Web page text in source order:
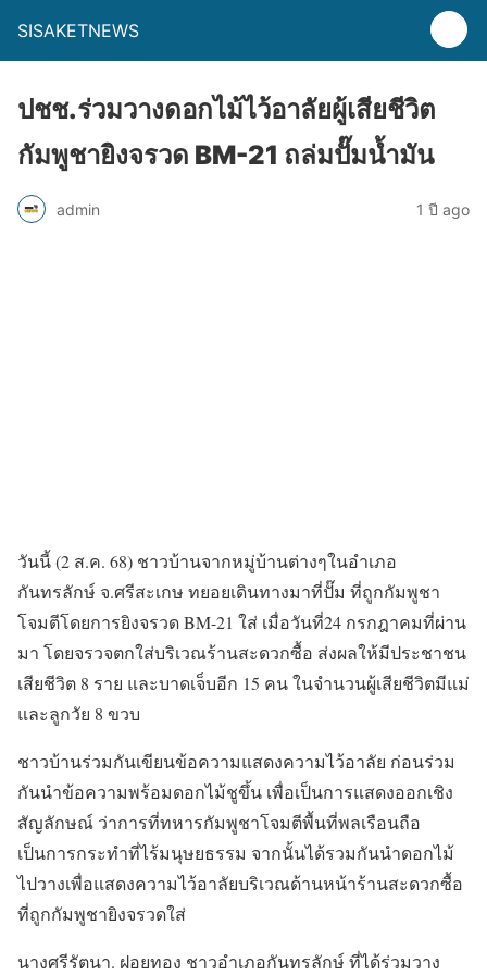
SISAKETNEWS
ปชช.ร่วมวางดอกไม้ไว้อาลัยผู้เสียชีวิต
กัมพูชายิงจรวด BM-21 ถล่มปั๊มน้ำมัน
admin 1 ปี ago
วันนี้ (2 ส.ค. 68) ชาวบ้านจากหมู่บ้านต่างๆในอำเภอ
กันทรลักษ์ จ.ศรีสะเกษ ทยอยเดินทางมาที่ปั๊ม ที่ถูกกัมพูชา
โจมตีโดยการยิงจรวด BM-21 ใส่ เมื่อวันที่24 กรกฎาคมที่ผ่าน
มา โดยจรวจตกใส่บริเวณร้านสะดวกซื้อ ส่งผลให้มีประชาชน
เสียชีวิต 8 ราย และบาดเจ็บอีก 15 คน ในจำนวนผู้เสียชีวิตมีแม่
และลูกวัย 8 ขวบ
ชาวบ้านร่วมกันเขียนข้อความแสดงความไว้อาลัย ก่อนร่วม
กันนำข้อความพร้อมดอกไม้ชูขึ้น เพื่อเป็นการแสดงออกเชิง
สัญลักษณ์ ว่าการที่ทหารกัมพูชาโจมตีพื้นที่พลเรือนถือ
เป็นการกระทำที่ไร้มนุษยธรรม จากนั้นได้รวมกันนำดอกไม้
ไปวางเพื่อแสดงความไว้อาลัยบริเวณด้านหน้าร้านสะดวกซื้อ
ที่ถูกกัมพูชายิงจรวดใส่
นางศรีรัตนา. ฝอยทอง ชาวอำเภอกันทรลักษ์ ที่ได้ร่วมวาง